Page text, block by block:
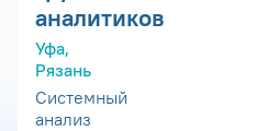
аналитиков
Уфа,
Рязань
Системный
анализ